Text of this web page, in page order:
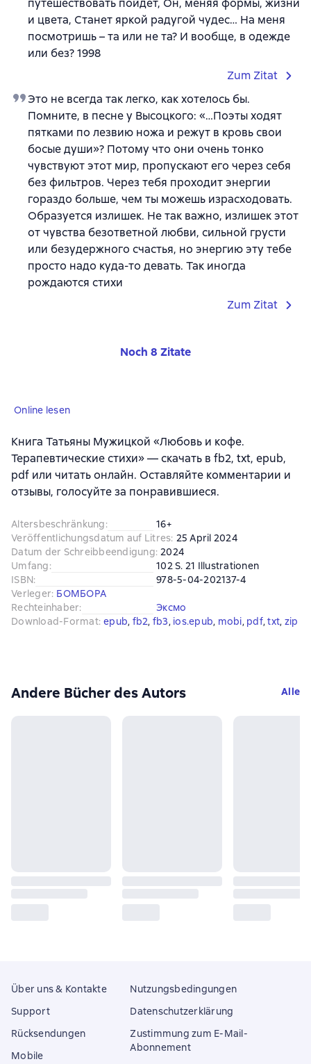
путешествовать пойдет, Он, меняя формы, жизни
и цвета, Станет яркой радугой чудес… На меня
посмотришь – та или не та? И вообще, в одежде
или без? 1998
Zum Zitat
Это не всегда так легко, как хотелось бы.
Помните, в песне у Высоцкого: «…Поэты ходят
пятками по лезвию ножа и режут в кровь свои
босые души»? Потому что они очень тонко
чувствуют этот мир, пропускают его через себя
без фильтров. Через тебя проходит энергии
гораздо больше, чем ты можешь израсходовать.
Образуется излишек. Не так важно, излишек этот
от чувства безответной любви, сильной грусти
или безудержного счастья, но энергию эту тебе
просто надо куда-то девать. Так иногда
рождаются стихи
Zum Zitat
Noch 8 Zitate
Online lesen
Книга Татьяны Мужицкой «Любовь и кофе.
Терапевтические стихи» — скачать в fb2, txt, epub,
pdf или читать онлайн. Оставляйте комментарии и
отзывы, голосуйте за понравившиеся.
Altersbeschränkung:
16+
Veröffentlichungsdatum auf Litres: 25 April 2024
Datum der Schreibbeendigung: 2024
Umfang:
102 S. 21 Illustrationen
ISBN:
978-5-04-202137-4
Verleger: БОМБОРА
Rechteinhaber:
Эксмо
Download-Format: epub, fb2, fb3, ios.epub, mobi, pdf, txt, zip
Andere Bücher des Autors Alle
Über uns & Kontakte
Support
Rücksendungen
Mobile
Nutzungsbedingungen
Datenschutzerklärung
Zustimmung zum E-Mail-
Abonnement